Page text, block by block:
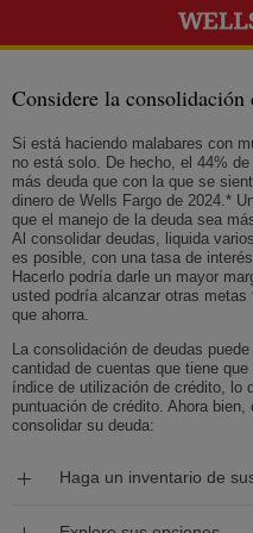
Considere la consolidación
Si está haciendo malabares con
no está solo. De hecho, el 44%
más deuda que con la que se
dinero de Wells Fargo de 2024.*
que el manejo de la deuda sea
Al consolidar deudas, liquida
es posible, con una tasa de
Hacerlo podría darle un mayor
usted podría alcanzar otras
que ahorra.
La consolidación de deudas
cantidad de cuentas que tiene
índice de utilización de crédito, lo
puntuación de crédito. Ahora
consolidar su deuda:
Haga un inventario de